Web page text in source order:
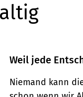
Weil jede
Niemand kann